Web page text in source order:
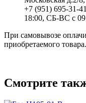
+7 (951) 695-31-
18:00, СБ-ВС с
При самовывозе
приобретаемого товара.
Смотрите